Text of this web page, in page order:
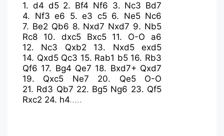
1. d4 d5 2. Bf4 Nf6 3. Nc3 Bd7
4. Nf3 e6 5. e3 c5 6. Ne5 Nc6
7. Be2 Qb6 8. Nxd7 Nxd7 9. Nb5
Rc8
10. dxc5 Bxc5 11. O-O
a6
12. Nc3 Qxb2 13. Nxd5
exd5
14. Qxd5 Qc3 15. Rab1 b5 16. Rb3
Qf6 17. Bg4 Qe7 18. Bxd7+ Qxd7
19. Qxc5 Ne7 20. Qe5
O-O
21. Rd3 Qb7 22. Bg5 Ng6 23. Qf5
Rxc2 24. h4.....